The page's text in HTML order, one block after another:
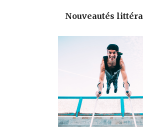
Nouveautés